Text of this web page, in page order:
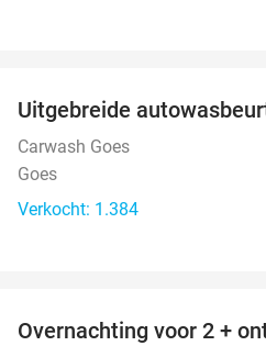
Uitgebreide
Carwash Goes
Goes
Verkocht: 1.384
Overnachting voor 2 +